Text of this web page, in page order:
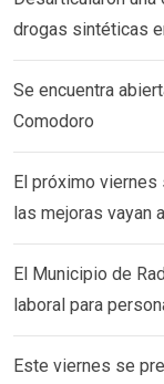
drogas sintéticas
Se encuentra
Comodoro
El próximo viernes
las mejoras vayan
El Municipio de
laboral para
Este viernes se